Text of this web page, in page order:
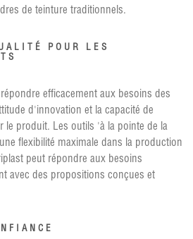
de teinture traditionnels.
POUR LES
efficacement aux besoins des
d'innovation et la capacité de
le produit. Les outils 'à la pointe de la
flexibilité maximale dans la production
peut répondre aux besoins
avec des propositions conçues et